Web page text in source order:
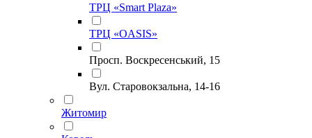
ТРЦ «Smart Plaza»
ТРЦ «OASIS»
Просп. Воскресенський, 15
Вул. Старовокзальна, 14-16
Житомир